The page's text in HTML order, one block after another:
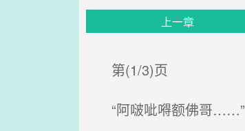
上一章
第(1/3)页
“阿啵呲嘚额佛哥……”